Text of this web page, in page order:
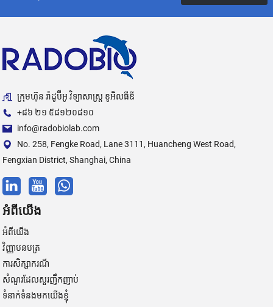
ក្រុមហ៊ុន រ៉ាដូប៊ីអូ វិទ្យាសាស្ត្រ ខូអិលធីឌី
+៨៦ ២១ ៥៨១២០៨១០
info@radobiolab.com
No. 258, Fengke Road, Lane 3111, Huancheng West Road,
Fengxian District, Shanghai, China
អំពីយើង
អំពីយើង
វិញ្ញាបនបត្រ
ការសិក្សាករណី
សំណួរដែលសួរញឹកញាប់
ទំនាក់ទំនងមកយើងខ្ញុំ